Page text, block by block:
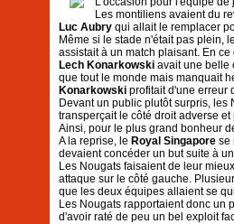
Les montiliens avaient du
Luc Aubryqui allait le remplacer
Même si le stade n'était pas plein,
assistait à un match plaisant. En
Lech Konarkowskiavait une belle
que tout le monde mais manquait
Konarkowskiprofitait d'une erreur
Devant un public plutôt surpris,
transperçait le côté droit adverse
Ainsi, pour le plus grand bonheur
A la reprise, le Royal Singaporese
devaient concéder un but suite à
Les Nougats faisaient de leur
attaque sur le côté gauche.
que les deux équipes allaient se
Les Nougats rapportaient donc un
d'avoir raté de peu un bel exploit